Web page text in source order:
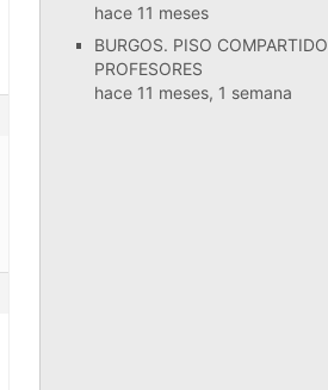
hace 11 meses
BURGOS. PISO COMPARTIDO
PROFESORES
hace 11 meses, 1 semana